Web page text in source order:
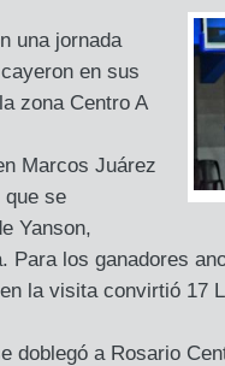
una jornada
en sus
zona Centro A
Marcos Juárez
que se
Yanson,
Para los ganadores
la visita convirtió 17
doblegó a Rosario